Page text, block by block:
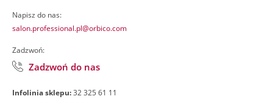
Napisz do nas:
salon.professional.pl@orbico.com
Zadzwoń:
Zadzwoń do nas
Infolinia sklepu:32 325 61 11